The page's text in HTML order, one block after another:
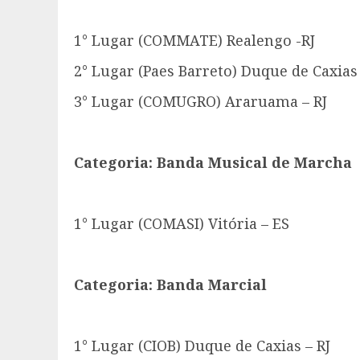
1° Lugar (COMMATE) Realengo -RJ
2° Lugar (Paes Barreto) Duque de Caxias
3° Lugar (COMUGRO) Araruama – RJ
Categoria: Banda Musical de Marcha
1° Lugar (COMASI) Vitória – ES
Categoria: Banda Marcial
1° Lugar (CIOB) Duque de Caxias – RJ